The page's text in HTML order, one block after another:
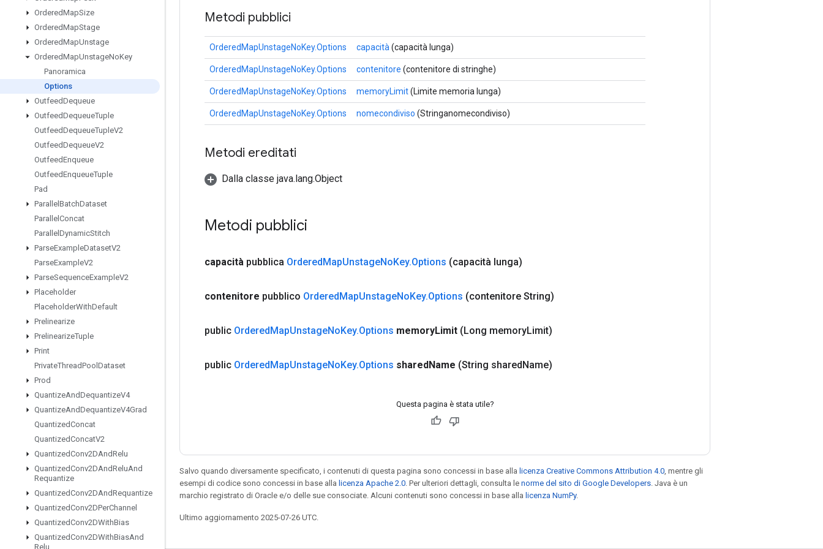
OrderedMapSize
OrderedMapStage
OrderedMapUnstage
OrderedMapUnstageNoKey
Panoramica
Options
OutfeedDequeue
OutfeedDequeueTuple
OutfeedDequeueTupleV2
OutfeedDequeueV2
OutfeedEnqueue
OutfeedEnqueueTuple
Pad
Parallel BatchDataset
Parallel Concat
Parallel DynamicStitch
ParseExampleDatasetV2
ParseExampleV2
ParseSequenceExampleV2
Placeholder
PlaceholderWithDefault
Prelinearize
PrelinearizeTuple
Print
PrivateThreadPool Dataset
Prod
QuantizeAndDequantizeV4
QuantizeAndDequantizeV4Grad
QuantizedConcat
QuantizedConcatV2
QuantizedConv2DAndRelu
QuantizedConv2DAndReluAnd
Requantize
QuantizedConv2DAndRequantize
QuantizedConv2DPerChannel
QuantizedConv2DWithBias
QuantizedConv2DWithBiasAnd
Relu
Metodi pubblici
OrderedMapUnstageNoKey.Options capacità (capacità lunga)
OrderedMapUnstageNoKey.Options contenitore (contenitore di stringhe)
OrderedMapUnstageNoKey.Options memoryLimit(Limite memoria lunga)
OrderedMapUnstageNoKey.Options nomecondiviso (Stringanomecondiviso)
Metodi ereditati
Dalla classe java.lang.Object
Metodi pubblici
capacità pubblica OrderedMapUnstageNoKey.Options (capacità lunga)
contenitore pubblico OrderedMapUnstageNoKey.Options (contenitore String)
public OrderedMapUnstageNoKey.Options memoryLimit (Long memoryLimit)
public OrderedMapUnstageNoKey.Options sharedName (String sharedName)
Questa pagina è stata utile?
Salvo quando diversamente specificato, i contenuti di questa pagina sono concessi in base alla licenza Creative Commons Attribution 4.0 , mentre gli
esempi di codice sono concessi in base alla licenza Apache 2.0 . Per ulteriori dettagli, consulta le norme del sito di Google Developers . Java è un
marchio registrato di Oracle e/o delle sue consociate. Alcuni contenuti sono concessi in base alla licenza NumPy.
Ultimo aggiornamento 2025-07-26 UTC.